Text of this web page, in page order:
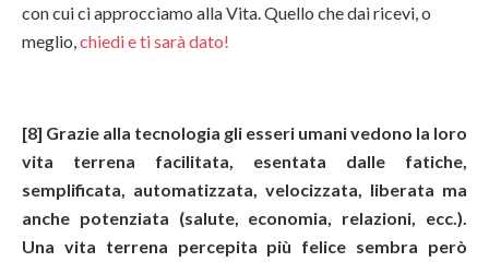
con cui ci approcciamo alla Vita. Quello che dai ricevi, o
meglio, chiedi e ti sarà dato!
[8] Grazie alla tecnologia gli esseri umani vedono la loro
vita terrena facilitata, esentata dalle fatiche,
semplificata, automatizzata, velocizzata, liberata ma
anche potenziata (salute, economia, relazioni, ecc.).
Una vita terrena percepita più felice sembra però